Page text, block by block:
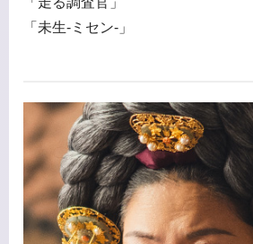
「未生-ミセン-」